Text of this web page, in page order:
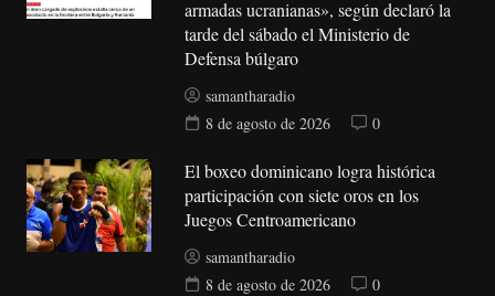
armadas ucranianas», según declaró la
tarde del sábado el Ministerio de
Defensa búlgaro
samantharadio
8 de agosto de 2026
0
El boxeo dominicano logra histórica
participación con siete oros en los
Juegos Centroamericano
samantharadio
8 de agosto de 2026
0